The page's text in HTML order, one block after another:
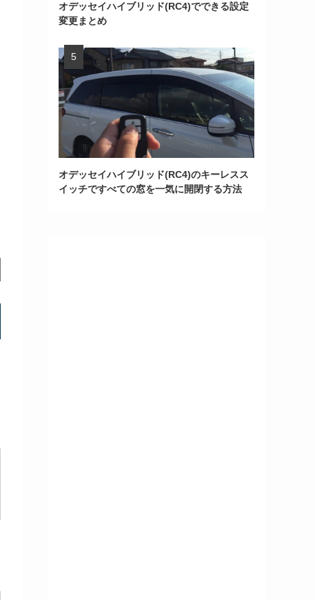
オデッセイハイブリッド(RC4)でできる設定
変更まとめ
オデッセイハイブリッド(RC4)のキーレスス
イッチですべての窓を一気に開閉する方法